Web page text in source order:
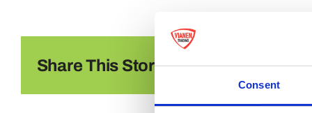
Consent
Share This Story, Choose Your